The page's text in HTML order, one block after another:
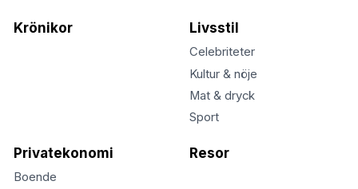
Krönikor Livsstil
Celebriteter
Kultur & nöje
Mat & dryck
Sport
Privatekonomi
Boende
Resor